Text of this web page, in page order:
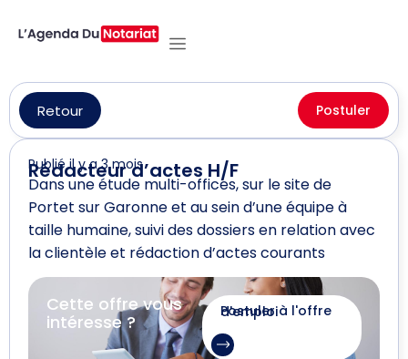
Retour Postuler
Rédacteur d’actes H/F
Publié il y a 3 mois
Dans une étude multi-offices, sur le site de
Portet sur Garonne et au sein d’une équipe à
taille humaine, suivi des dossiers en relation avec
la clientèle et rédaction d’actes courants
Cette offre vous
intéresse ?
Postuler à l'offre d'emploi